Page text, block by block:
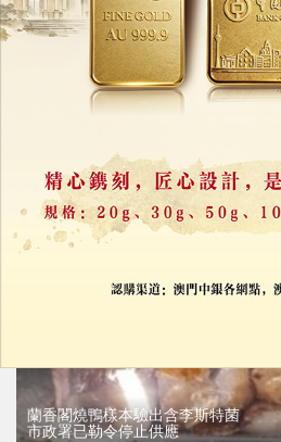
多款韓國杯裝年糕產品可能存食用風險
市政署籲停止食用
09/07/2026 38888
蘭香閣燒鴨樣本驗出含李斯特菌
市政署已勒令停止供應